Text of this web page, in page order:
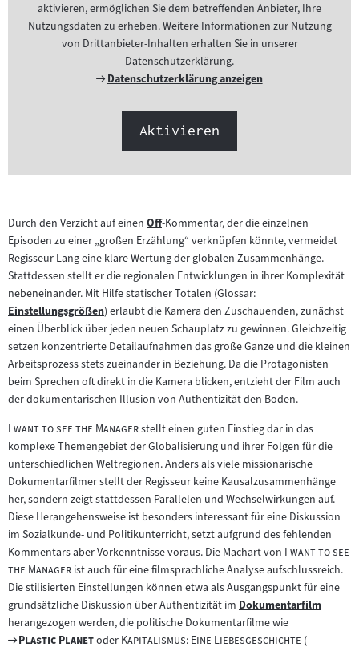
aktivieren, ermöglichen Sie dem betreffenden Anbieter, Ihre
Nutzungsdaten zu erheben. Weitere Informationen zur Nutzung
von Drittanbieter-Inhalten erhalten Sie in unserer
Datenschutzerklärung.
Externer
Datenschutzerklärung anzeigen
Aktivieren
Durch den Verzicht auf einen Zum
Inhalt:
Off-Kommentar, der die einzelnen
Episoden zu einer „großen Erzählung“ verknüpfen könnte, vermeidet
Regisseur Lang eine klare Wertung der globalen Zusammenhänge.
Stattdessen stellt er die regionalen Entwicklungen in ihrer Komplexität
nebeneinander. Mit Hilfe statischer Totalen (Glossar:
Zum
Inhalt:
Einstellungsgrößen) erlaubt die Kamera den Zuschauenden, zunächst
einen Überblick über jeden neuen Schauplatz zu gewinnen. Gleichzeitig
setzen konzentrierte Detailaufnahmen das große Ganze und die kleinen
Arbeitsprozess stets zueinander in Beziehung. Da die Protagonisten
beim Sprechen oft direkt in die Kamera blicken, entzieht der Film auch
der dokumentarischen Illusion von Authentizität den Boden.
"I want to see the Manager"stellt einen guten Einstieg dar in das
komplexe Themengebiet der Globalisierung und ihrer Folgen für die
unterschiedlichen Weltregionen. Anders als viele missionarische
Dokumentarfilmer stellt der Regisseur keine Kausalzusammenhänge
her, sondern zeigt stattdessen Parallelen und Wechselwirkungen auf.
Diese Herangehensweise ist besonders interessant für eine Diskussion
im Sozialkunde- und Politikunterricht, setzt aufgrund des fehlenden
Kommentars aber Vorkenntnisse voraus. Die Machart von "I want to see
the Manager"ist auch für eine filmsprachliche Analyse aufschlussreich.
Die stilisierten Einstellungen können etwa als Ausgangspunkt für eine
grundsätzliche Diskussion über Authentizität im Zum
Inhalt:
Dokumentarfilm
herangezogen werden, die politische Dokumentarfilme wie
Zum
"
Plastic Planet"oder "
Kapitalismus: Eine Liebesgeschichte "("